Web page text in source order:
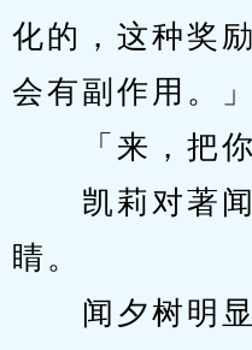
化的，这种奖
会有副作用。」
「来，把你
凯莉对著闻
睛。
闻夕树明显